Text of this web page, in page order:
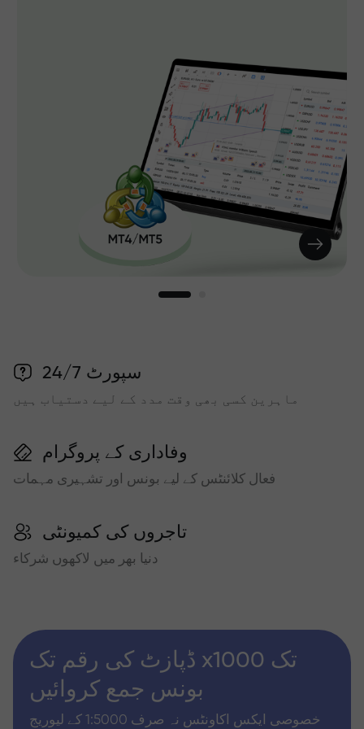
سپورٹ 24/7
ماہرین کسی بھی وقت مدد کے لیے دستیاب ہیں
وفاداری کے پروگرام
فعال کلائنٹس کے لیے بونس اور تشہیری مہمات
تاجروں کی کمیونٹی
دنیا بھر میں لاکھوں شرکاء
ڈپازٹ کی رقم تک x1000 تک
بونس جمع کروائیں
خصوصی ایکس اکاونٹس نہ صرف 1:5000 کے لیوریج